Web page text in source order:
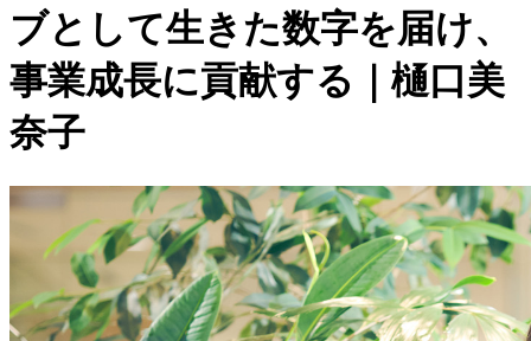
ブとして生きた数字を届け、
事業成長に貢献する｜樋口美
奈子